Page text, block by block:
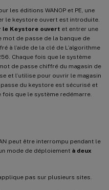
les éditions WANOP et PE, une
le keystore ouvert est introduite.
le Keystore ouvert et entrer une
mot de passe de la banque de
à l’aide de la clé de L’algorithme
Chaque fois que le système
de passe chiffré du magasin de
et l’utilise pour ouvrir le magasin
du keystore est sécurisé et
que le système redémarre.
peut être interrompu pendant le
mode de déploiement à deux
pas sur plusieurs sites.